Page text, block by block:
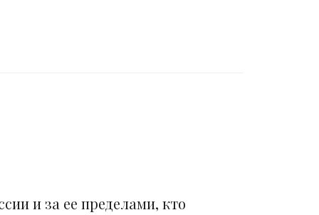
и за ее пределами, кто